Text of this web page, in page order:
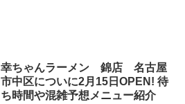
幸ちゃんラーメン 錦店 名古屋
市中区についに2月15日OPEN! 待
ち時間や混雑予想メニュー紹介